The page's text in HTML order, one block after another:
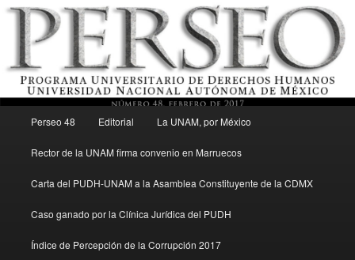
Perseo – PUDH UNAM
Ir al contenido secundario
Perseo 48 Editorial La UNAM, por México
Rector de la UNAM firma convenio en Marruecos
Carta del PUDH-UNAM a la Asamblea Constituyente de la CDMX
Caso ganado por la Clínica Jurídica del PUDH
Índice de Percepción de la Corrupción 2017